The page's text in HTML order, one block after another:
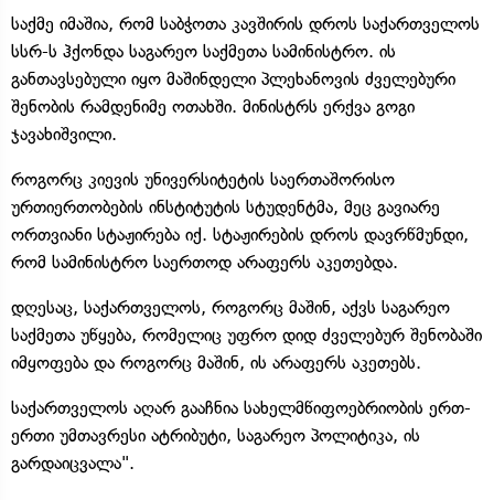
საქმე იმაშია, რომ საბჭოთა კავშირის დროს საქართველოს
სსრ-ს ჰქონდა საგარეო საქმეთა სამინისტრო. ის
განთავსებული იყო მაშინდელი პლეხანოვის ძველებური
შენობის რამდენიმე ოთახში. მინისტრს ერქვა გოგი
ჯავახიშვილი.
როგორც კიევის უნივერსიტეტის საერთაშორისო
ურთიერთობების ინსტიტუტის სტუდენტმა, მეც გავიარე
ორთვიანი სტაჟირება იქ. სტაჟირების დროს დავრწმუნდი,
რომ სამინისტრო საერთოდ არაფერს აკეთებდა.
დღესაც, საქართველოს, როგორც მაშინ, აქვს საგარეო
საქმეთა უწყება, რომელიც უფრო დიდ ძველებურ შენობაში
იმყოფება და როგორც მაშინ, ის არაფერს აკეთებს.
საქართველოს აღარ გააჩნია სახელმწიფოებრიობის ერთ-
ერთი უმთავრესი ატრიბუტი, საგარეო პოლიტიკა, ის
გარდაიცვალა".